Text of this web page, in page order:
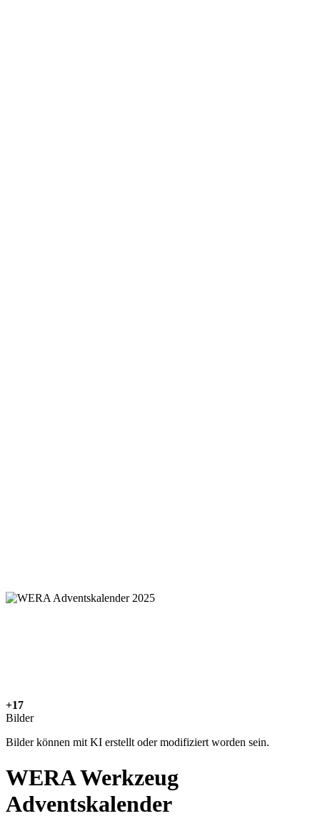
+17
Bilder
Bilder können mit KI erstellt oder modifiziert worden sein.
WERA Werkzeug
Adventskalender